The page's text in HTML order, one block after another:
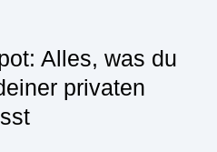
Alles, was du
privaten